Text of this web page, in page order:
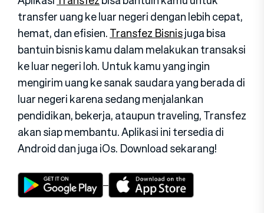
transfer uang ke luar negeri dengan lebih cepat,
hemat, dan efisien.Transfez Bisnisjuga bisa
bantuin bisnis kamu dalam melakukan transaksi
ke luar negeri loh. Untuk kamu yang ingin
mengirim uang ke sanak saudara yang berada di
luar negeri karena sedang menjalankan
pendidikan, bekerja, ataupun traveling, Transfez
akan siap membantu. Aplikasi ini tersedia di
Android dan juga iOs. Download sekarang!